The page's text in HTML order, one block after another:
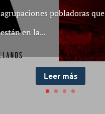
agrupaciones pobladoras que
están en la...
Leer más